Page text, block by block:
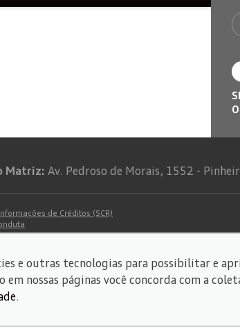
Matriz: Av. Pedroso de Morais, 1552 -
de Créditos (SCR)
Política de privacidade.
e outras tecnologias para possibilitar e
nossas páginas você concorda com a
.